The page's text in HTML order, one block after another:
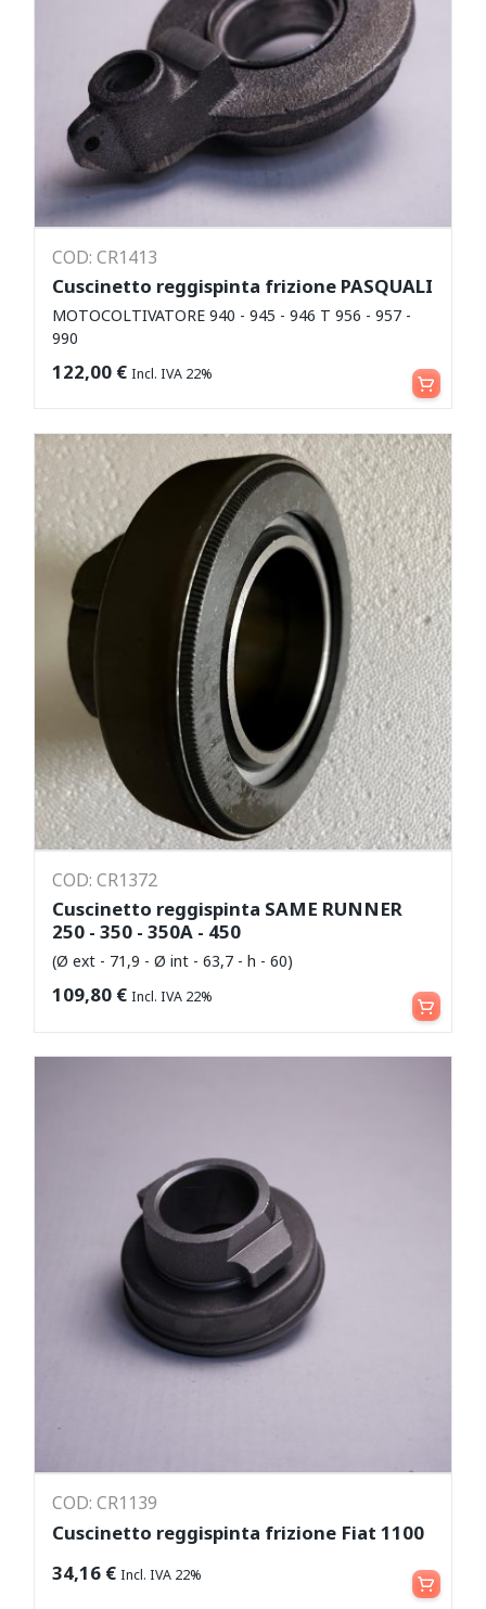
COD: CR1413
Cuscinetto reggispinta frizione PASQUALI
MOTOCOLTIVATORE 940 - 945 - 946 T 956 - 957 -
990
122,00 € Incl. IVA 22% Aggiungi al carrello
COD: CR1372
Cuscinetto reggispinta SAME RUNNER
250 - 350 - 350A - 450
(Ø ext - 71,9 - Ø int - 63,7 - h - 60)
109,80 € Incl. IVA 22% Aggiungi al carrello
COD: CR1139
Cuscinetto reggispinta frizione Fiat 1100
34,16 € Incl. IVA 22% Aggiungi al carrello